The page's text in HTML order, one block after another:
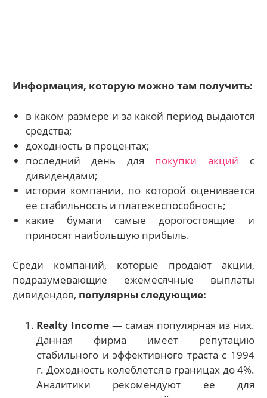
Информация, которую можно там получить:
в каком размере и за какой период выдаются
средства;
доходность в процентах;
последний день для покупки акций с
дивидендами;
история компании, по которой оценивается
ее стабильность и платежеспособность;
какие бумаги самые дорогостоящие и
приносят наибольшую прибыль.
Среди компаний, которые продают акции,
подразумевающие ежемесячные выплаты
дивидендов, популярны следующие:
Realty Income — самая популярная из них.
Данная фирма имеет репутацию
стабильного и эффективного траста с 1994
г. Доходность колеблется в границах до 4%.
Аналитики рекомендуют ее для